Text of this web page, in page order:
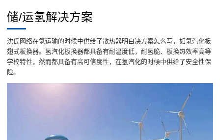
储/运氢解决方案
沈氏网络在氢运输的时候中供给了散热器明白决方案怎么写，如氢汽化板
翅式板换器。氢汽化板换器都具备有耐温度低，耐氢脆、板换热效率高等
学校特性，然而都具备有高可信度性，在氢汽化的时候中供给了安全性保
险。